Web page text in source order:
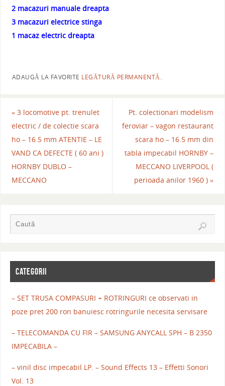
2 macazuri manuale dreapta
3 macazuri electrice stinga
1 macaz electric dreapta
ADAUGĂ LA FAVORITE LEGĂTURĂ PERMANENTĂ.
«3 locomotive pt. trenulet
electric / de colectie scara
ho – 16.5 mm ATENTIE – LE
VAND CA DEFECTE ( 60 ani )
HORNBY DUBLO –
MECCANO
Pt. colectionari modelism
feroviar – vagon restaurant
scara ho – 16.5 mm din
tabla impecabil HORNBY –
MECCANO LIVERPOOL (
perioada anilor 1960 )»
CATEGORII
– SET TRUSA COMPASURI + ROTRINGURI ce observati in
poze pret 200 ron banuiesc rotringurile necesita servisare
– TELECOMANDA CU FIR – SAMSUNG ANYCALL SPH – B 2350
IMPECABILA –
– vinil disc impecabil LP. – Sound Effects 13 – Effetti Sonori
Vol. 13